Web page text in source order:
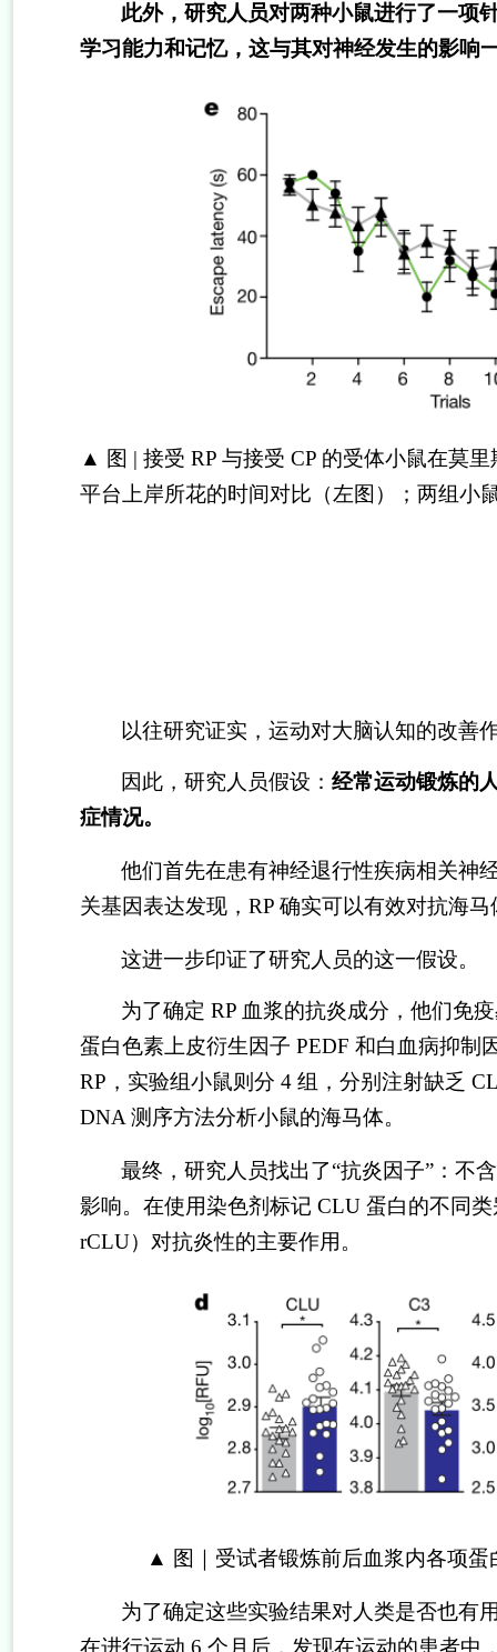
此外，研究人员对两种小鼠进行了一项
学习能力和记忆，这与其对神经发生的影响
▲ 图 | 接受 RP 与接受 CP 的受体小鼠在莫
平台上岸所花的时间对比（左图）；两组小
以往研究证实，运动对大脑认知的改善
因此，研究人员假设： 经常运动锻炼的
症情况。
他们首先在患有神经退行性疾病相关神
关基因表达发现， RP 确实可以有效对抗海
这进一步印证了研究人员的这一假设。
为了确定 RP 血浆的抗炎成分，他们免
蛋白色素上皮衍生因子 PEDF 和白血病抑制
RP ，实验组小鼠则分 4 组，分别注射缺乏
DNA 测序方法分析小鼠的海马体。
最终，研究人员找出了“抗炎因子” ：不含
影响。在使用染色剂标记 CLU 蛋白的不同
rCLU）对抗炎性的主要作用。
▲ 图｜受试者锻炼前后血浆内各项
为了确定这些实验结果对人类是否也有
在进行运动 6 个月后，发现在运动的患者中